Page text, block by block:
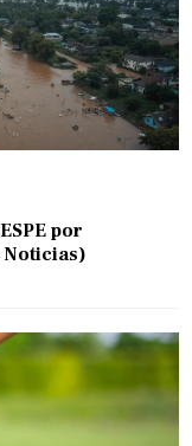
por
Noticias)